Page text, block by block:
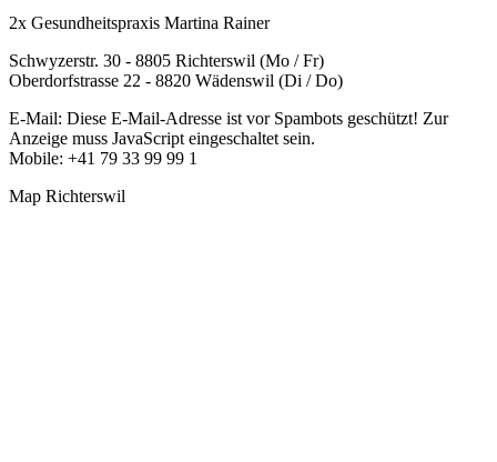
2x Gesundheitspraxis Martina Rainer
Schwyzerstr. 30 - 8805 Richterswil (Mo / Fr)
Oberdorfstrasse 22 - 8820 Wädenswil (Di / Do)
E-Mail: Diese E-Mail-Adresse ist vor Spambots geschützt! Zur
Anzeige muss JavaScript eingeschaltet sein.
Mobile: +41 79 33 99 99 1
Map Richterswil